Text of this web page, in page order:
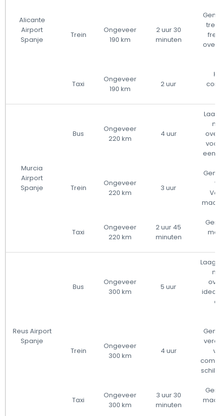
Alicante
Airport
Spanje
Trein
Ongeveer
190 km
2 uur 30
minuten
Taxi
Ongeveer
190 km
2 uur
Murcia
Airport
Spanje
Bus
Ongeveer
220 km
4 uur
een
Trein
Ongeveer
220 km
3 uur
Taxi
Ongeveer
220 km
2 uur 45
minuten
Reus Airport
Spanje
Bus
Ongeveer
300 km
5 uur
Laag
Trein
Ongeveer
300 km
4 uur
Taxi
Ongeveer
300 km
3 uur 30
minuten